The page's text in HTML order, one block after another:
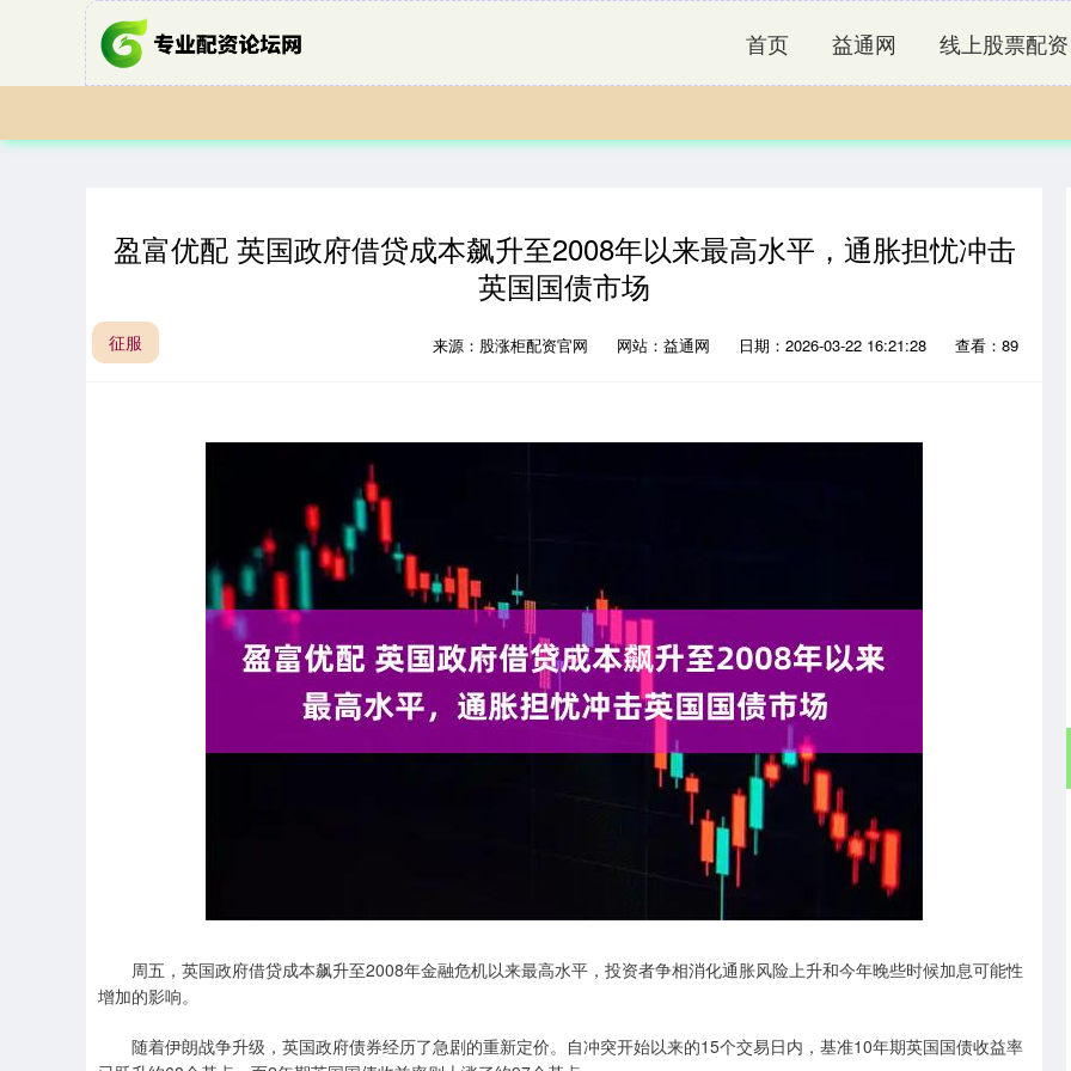
首页 益通网 线上股票配资
盈富优配 英国政府借贷成本飙升至2008年以来最高水平，通胀担忧冲击
英国国债市场
征服 来源：股涨柜配资官网 网站：益通网 日期：2026-03-22 16:21:28 查看：89
周五，英国政府借贷成本飙升至2008年金融危机以来最高水平，投资者争相消化通胀风险上升和今年晚些时候加息可能性
增加的影响。
随着伊朗战争升级，英国政府债券经历了急剧的重新定价。自冲突开始以来的15个交易日内，基准10年期英国国债收益率
深证成指 14311.01 200.89